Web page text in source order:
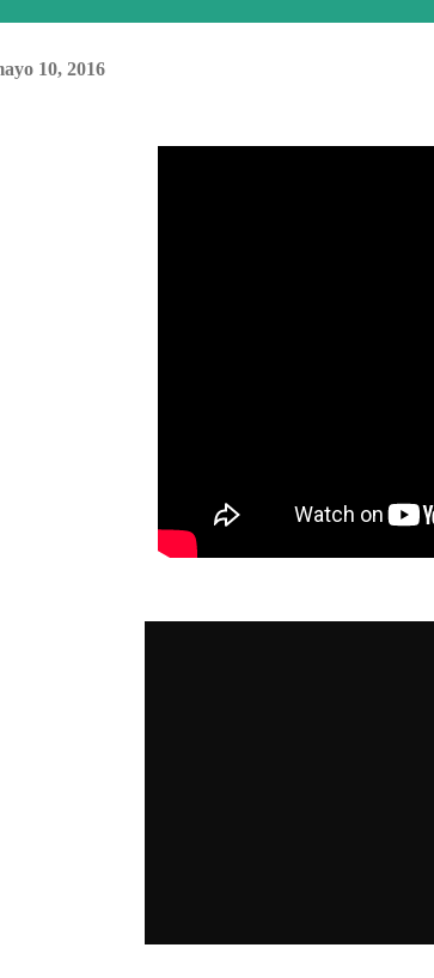
10, 2016